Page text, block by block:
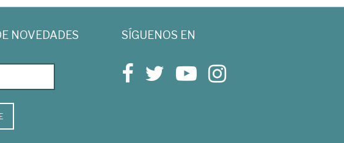
NOVEDADES SÍGUENOS EN